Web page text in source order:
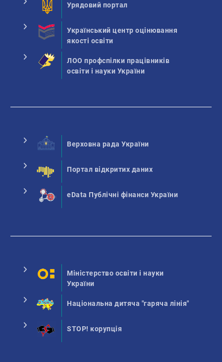
Урядовий портал
Український центр оцінювання
якості освіти
ЛОО профспілки працівників
освіти і науки України
Верховна рада України
Портал відкритих даних
eData Публічні фінанси України
Міністерство освіти і науки
України
Національна дитяча "гаряча лінія"
STOP! корупція